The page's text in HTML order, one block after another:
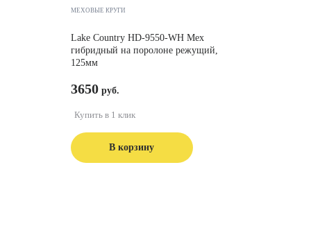
МЕХОВЫЕ КРУГИ
Lake Country HD-9550-WH Мех
гибридный на поролоне режущий,
125мм
3650
В корзину
Купить в 1 клик